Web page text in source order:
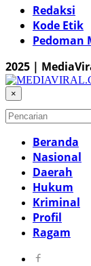
Redaksi
Kode Etik
Pedoman
2025 |
×
Beranda
Nasional
Daerah
Hukum
Kriminal
Profil
Ragam